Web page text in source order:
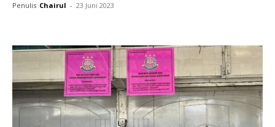
Penulis Chairul - 23 Juni 2023